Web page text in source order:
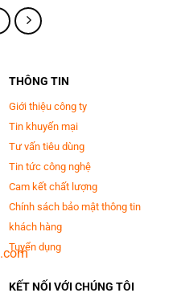
THÔNG TIN
Giới thiệu công ty
Tin khuyến mại
Tư vấn tiêu dùng
Tin tức công nghệ
Cam kết chất lượng
Chính sách bảo mật thông tin
khách hàng
Tuyển dụng
KẾT NỐI VỚI CHÚNG TÔI